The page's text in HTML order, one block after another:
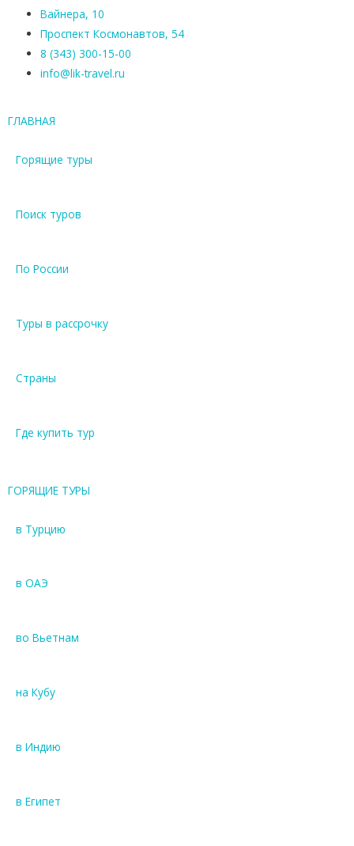
Вайнера, 10
Проспект Космонавтов, 54
8 (343) 300-15-00
info@lik-travel.ru
ГЛАВНАЯ
Горящие туры
Поиск туров
По России
Туры в рассрочку
Страны
Где купить тур
ГОРЯЩИЕ ТУРЫ
в Турцию
в ОАЭ
во Вьетнам
на Кубу
в Индию
в Египет